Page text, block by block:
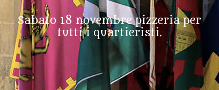
Sabato 18 novembre pizzeria per
tutti i quartieristi.